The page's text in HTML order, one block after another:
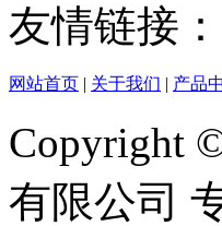
友情链接：
网站首页 | 关于我们 | 产品
Copyright
有限公司